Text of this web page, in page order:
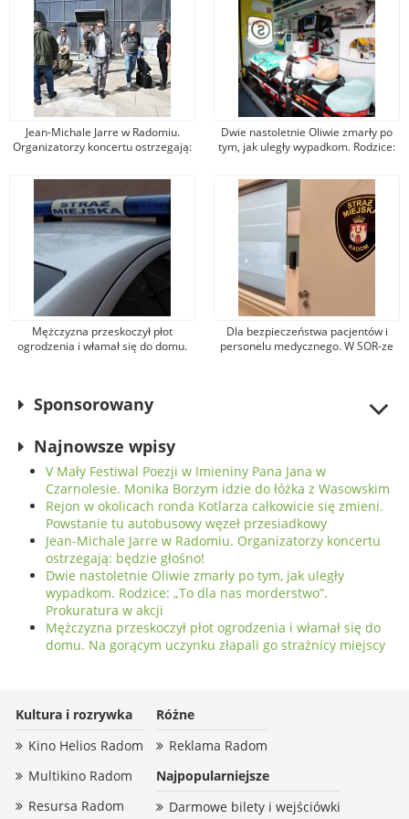
Jean-Michale Jarre w Radomiu.
Organizatorzy koncertu ostrzegają:
Dwie nastoletnie Oliwie zmarły po
tym, jak uległy wypadkom. Rodzice:
Prokuratura w akcji
Mężczyzna przeskoczył płot
ogrodzenia i włamał się do domu.
Dla bezpieczeństwa pacjentów i
personelu medycznego. W SOR-ze
Sponsorowany
Najnowsze wpisy
V Mały Festiwal Poezji w Imieniny Pana Jana w
Czarnolesie. Monika Borzym idzie do łóżka z Wasowskim
Rejon w okolicach ronda Kotlarza całkowicie się zmieni.
Powstanie tu autobusowy węzeł przesiadkowy
Jean-Michale Jarre w Radomiu. Organizatorzy koncertu
ostrzegają: będzie głośno!
Dwie nastoletnie Oliwie zmarły po tym, jak uległy
wypadkom. Rodzice: „To dla nas morderstwo”.
Prokuratura w akcji
Mężczyzna przeskoczył płot ogrodzenia i włamał się do
domu. Na gorącym uczynku złapali go strażnicy miejscy
Kultura i rozrywka
Kino Helios Radom
Multikino Radom
Resursa Radom
Różne
Reklama Radom
Najpopularniejsze
Darmowe bilety i wejściówki